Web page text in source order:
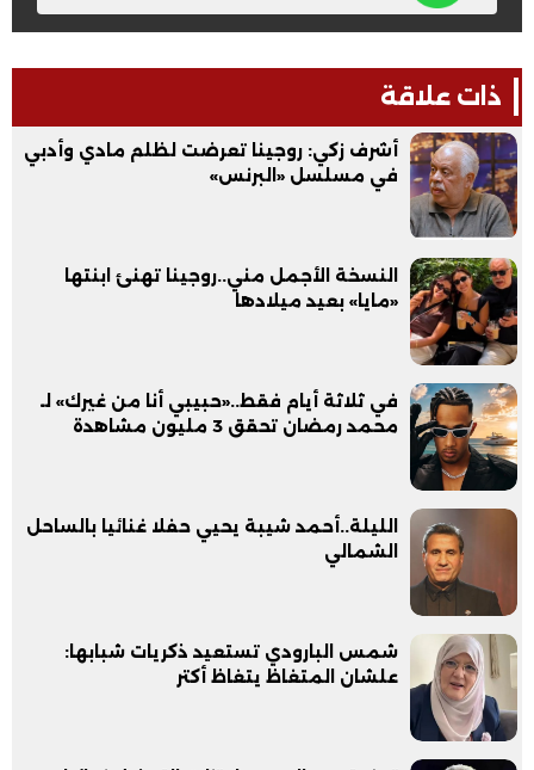
ذات علاقة
أشرف زكي: روجينا تعرضت لظلم مادي وأدبي
في مسلسل «البرنس»
النسخة الأجمل مني..روجينا تهنئ ابنتها
«مايا» بعيد ميلادها
في ثلاثة أيام فقط..«حبيبي أنا من غيرك» لـ
محمد رمضان تحقق 3 مليون مشاهدة
الليلة..أحمد شيبة يحيي حفلا غنائيا بالساحل
الشمالي
شمس البارودي تستعيد ذكريات شبابها:
علشان المتغاظ يتغاظ أكتر